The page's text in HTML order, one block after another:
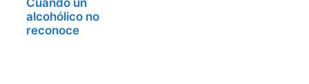
alcohólico no
reconoce